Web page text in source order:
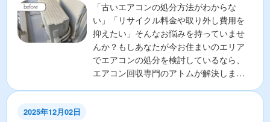
「古いエアコンの処分方法がわからな
い」「リサイクル料金や取り外し費用を
抑えたい」そんなお悩みを持っていませ
んか？もしあなたが今お住まいのエリア
でエアコンの処分を検討しているなら、
エアコン回収専門のアトムが解決しま
2025年12月02日